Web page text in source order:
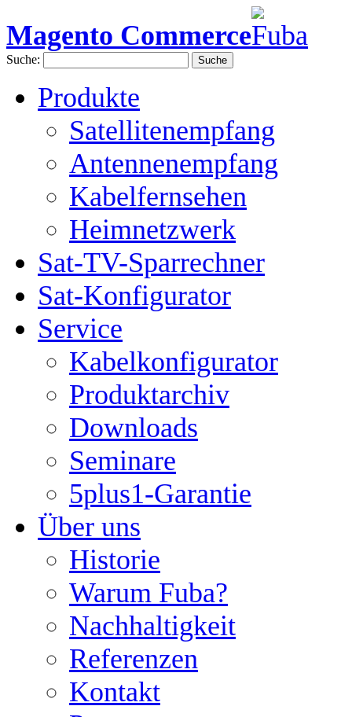
Magento Commerce
Suche: Suche
Produkte
Satellitenempfang
Antennenempfang
Kabelfernsehen
Heimnetzwerk
Sat-TV-Sparrechner
Sat-Konfigurator
Service
Kabelkonfigurator
Produktarchiv
Downloads
Seminare
5plus1-Garantie
Über uns
Historie
Warum Fuba?
Nachhaltigkeit
Referenzen
Kontakt